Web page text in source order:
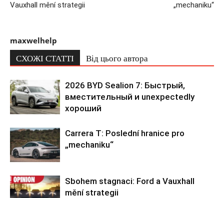
Vauxhall mění strategii
„mechaniku“
maxwelhelp
СХОЖІ СТАТТІ Від цього автора
2026 BYD Sealion 7: Быстрый,
вместительный и unexpectedly
хороший
Carrera T: Poslední hranice pro
„mechaniku“
Sbohem stagnaci: Ford a Vauxhall
mění strategii